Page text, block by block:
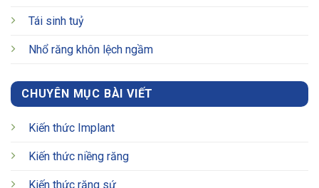
Tái sinh tuỷ
Nhổ răng khôn lệch ngầm
CHUYÊN MỤC BÀI VIẾT
Kiến thức Implant
Kiến thức niềng răng
Kiến thức răng sứ